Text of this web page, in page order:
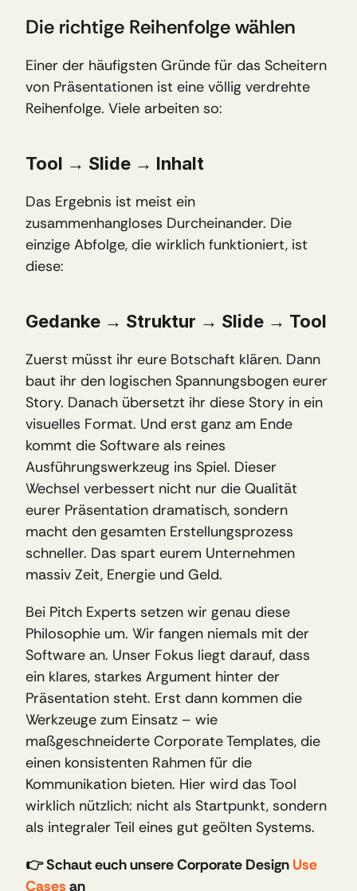
Die richtige Reihenfolge wählen
Einer der häufigsten Gründe für das Scheitern
von Präsentationen ist eine völlig verdrehte
Reihenfolge. Viele arbeiten so:
Tool → Slide → Inhalt
Das Ergebnis ist meist ein
zusammenhangloses Durcheinander. Die
einzige Abfolge, die wirklich funktioniert, ist
diese:
Gedanke → Struktur → Slide → Tool
Zuerst müsst ihr eure Botschaft klären. Dann
baut ihr den logischen Spannungsbogen eurer
Story. Danach übersetzt ihr diese Story in ein
visuelles Format. Und erst ganz am Ende
kommt die Software als reines
Ausführungswerkzeug ins Spiel. Dieser
Wechsel verbessert nicht nur die Qualität
eurer Präsentation dramatisch, sondern
macht den gesamten Erstellungsprozess
schneller. Das spart eurem Unternehmen
massiv Zeit, Energie und Geld.
Bei Pitch Experts setzen wir genau diese
Philosophie um. Wir fangen niemals mit der
Software an. Unser Fokus liegt darauf, dass
ein klares, starkes Argument hinter der
Präsentation steht. Erst dann kommen die
Werkzeuge zum Einsatz – wie
maßgeschneiderte Corporate Templates, die
einen konsistenten Rahmen für die
Kommunikation bieten. Hier wird das Tool
wirklich nützlich: nicht als Startpunkt, sondern
als integraler Teil eines gut geölten Systems.
👉 Schaut euch unsere Corporate Design Use
Cases an